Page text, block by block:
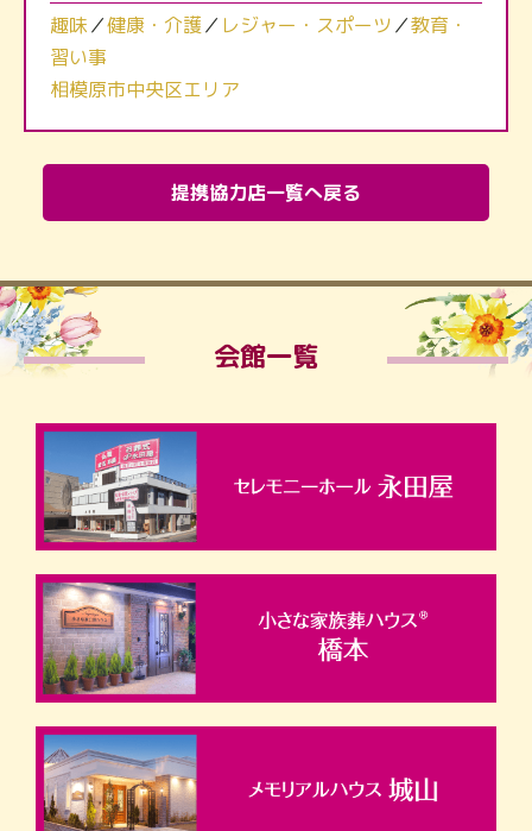
趣味／健康・介護／ レジャー・スポーツ／教育・
習い事
相模原市中央区エリア
提携協力店一覧へ戻る
会館一覧